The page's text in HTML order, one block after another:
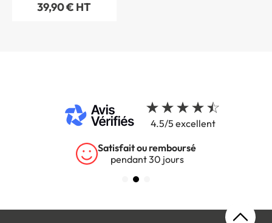
39,90 € HT
4.5/5 excellent
Satisfait ou remboursé
pendant 30 jours